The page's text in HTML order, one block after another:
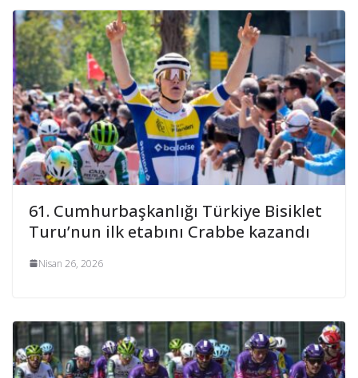
61. Cumhurbaşkanlığı Türkiye Bisiklet
Turu’nun ilk etabını Crabbe kazandı
Nisan 26, 2026